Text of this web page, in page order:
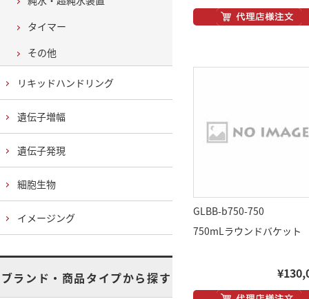
GLBB-b750-750
750mLラウンドバケット
タイマー
その他
リキッドハンドリング
遺伝子増幅
遺伝子発現
細胞生物
イメージング
ブランド・商品タイプから探す